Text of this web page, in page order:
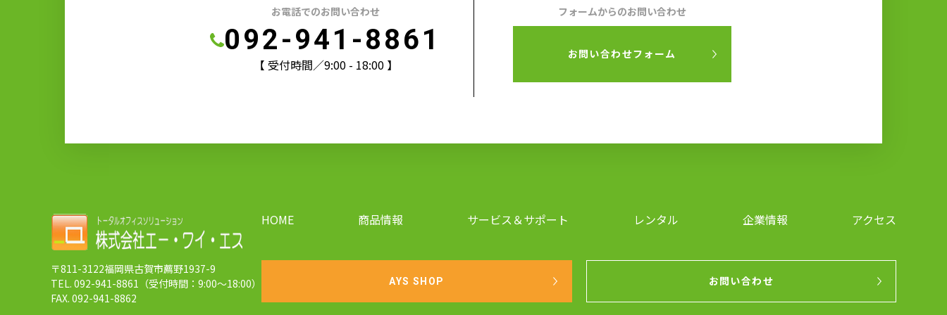
お電話でのお問い合わせ
092-941-8861
【 受付時間／9:00 - 18:00 】
フォームからのお問い合わせ
お問い合わせフォーム
〒811-3122福岡県古賀市薦野1937-9
TEL. 092-941-8861（受付時間：9:00～18:00）
FAX. 092-941-8862
HOME 商品情報 サービス＆サポート レンタル 企業情報 アクセス
AYS SHOP お問い合わせ